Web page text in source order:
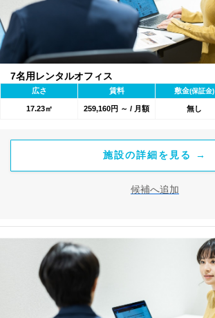
7名用レンタルオフィス
広さ 賃料 敷金(保証金)
17.23㎡ 259,160円 ～ / 月額 無し
施設の詳細を見る →
候補へ追加